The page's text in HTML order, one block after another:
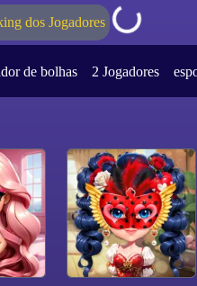
dos Jogadores
de bolhas 2 Jogadores